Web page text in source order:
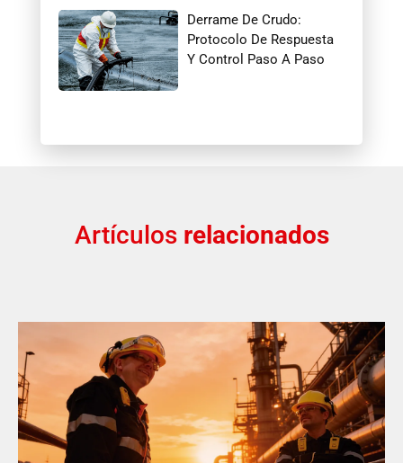
Derrame De Crudo:
Protocolo De Respuesta
Y Control Paso A Paso
Artículos relacionados